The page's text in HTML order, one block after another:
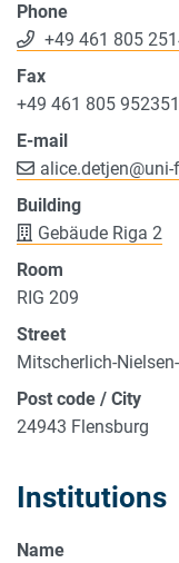
Phone
+49 461 805
Fax
+49 461 805 952351
E-mail
alice.detjen@uni-
Building
Gebäude Riga 2
Room
RIG 209
Street
Mitscherlich-
Post code / City
24943 Flensburg
Institutions
Name